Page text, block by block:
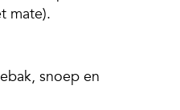
mate).
snoep en